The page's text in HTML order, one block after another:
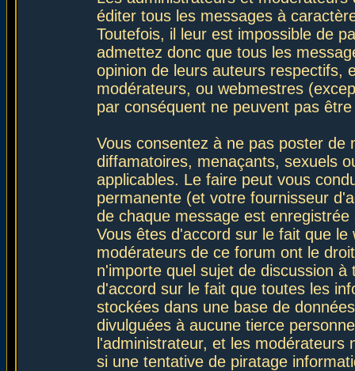
éditer tous les messages à
Toutefois, il leur est impossible de
admettez donc que tous les
opinion de leurs auteurs respectifs,
modérateurs, ou webmestres
par conséquent ne peuvent pas
Vous consentez à ne pas poster de
diffamatoires, menaçants, sexuels
applicables. Le faire peut vous
permanente (et votre fournisseur
de chaque message est
Vous êtes d'accord sur le fait que
modérateurs de ce forum ont le
n'importe quel sujet de discussion
d'accord sur le fait que toutes les
stockées dans une base de
divulguées à aucune tierce
l'administrateur, et les
si une tentative de piratage